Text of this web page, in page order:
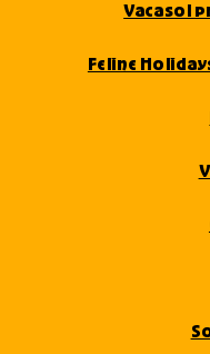
Vacasol
Feline